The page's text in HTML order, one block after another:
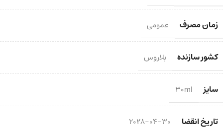
زمان مصرف عمومی
کشور سازنده بلاروس
سایز 30ml
تاریخ انقضا 2028-04-30